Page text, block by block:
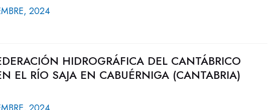
2024
HIDROGRÁFICA DEL CANTÁBRICO
EL RÍO SAJA EN CABUÉRNIGA (CANTABRIA)